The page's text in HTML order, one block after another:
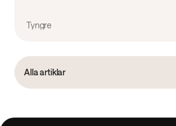
Tyngre
Alla artiklar